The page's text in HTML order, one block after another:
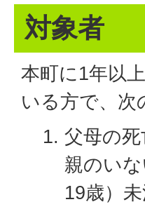
対象者
本町に1年以
いる方で、次
父母の
親のい
19歳）